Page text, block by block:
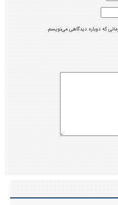
که دوباره دیدگاهی می‌نویسم.